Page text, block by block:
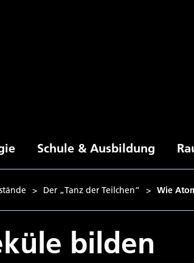
Schule & Ausbildung
> Der „Tanz der Teilchen“ > Wie
bilden